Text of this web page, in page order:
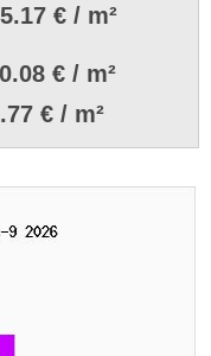
€ / m²
€ / m²
€ / m²